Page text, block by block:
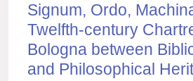
Signum, Ordo,
Twelfth-century
Bologna between
and Philosophical